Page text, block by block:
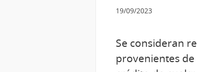
19/09/2023
Se consideran
provenientes